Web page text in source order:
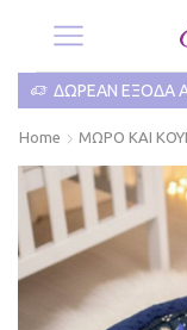
ΔΩΡΕΑΝ ΕΞΟΔΑ
Home ΜΩΡΟ ΚΑΙ